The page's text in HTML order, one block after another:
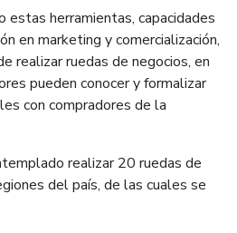
estas herramientas, capacidades
en marketing y comercialización,
realizar ruedas de negocios, en
pueden conocer y formalizar
con compradores de la
realizar 20 ruedas de
del país, de las cuales se